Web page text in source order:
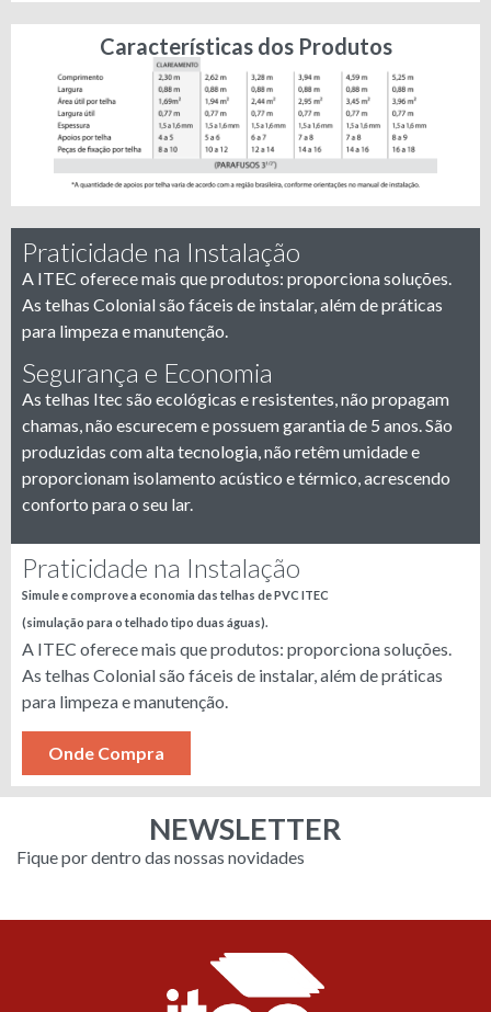
Características dos Produtos
Praticidade na Instalação
A ITEC oferece mais que produtos: proporciona soluções.
As telhas Colonial são fáceis de instalar, além de práticas
para limpeza e manutenção.
Segurança e Economia
As telhas Itec são ecológicas e resistentes, não propagam
chamas, não escurecem e possuem garantia de 5 anos. São
produzidas com alta tecnologia, não retêm umidade e
proporcionam isolamento acústico e térmico, acrescendo
conforto para o seu lar.
Praticidade na Instalação
Simule e comprove a economia das telhas de PVC ITEC
(simulação para o telhado tipo duas águas).
A ITEC oferece mais que produtos: proporciona soluções.
As telhas Colonial são fáceis de instalar, além de práticas
para limpeza e manutenção.
Onde Compra
NEWSLETTER
Fique por dentro das nossas novidades